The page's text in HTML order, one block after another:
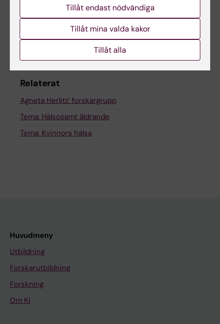
Relaterat
Agneta Herlitz' forskargrupp
Tema: Hälsosamt åldrande
Tema: Kvinnors hälsa
Huvudmeny
Utbildning
Forskarutbildning
Forskning
Om KI
Tillåt endast nödvändiga
Tillåt mina valda kakor
Tillåt alla